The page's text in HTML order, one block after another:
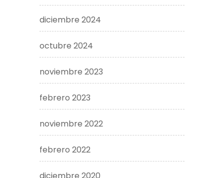
diciembre 2024
octubre 2024
noviembre 2023
febrero 2023
noviembre 2022
febrero 2022
diciembre 2020